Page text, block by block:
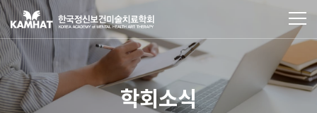
학회소식